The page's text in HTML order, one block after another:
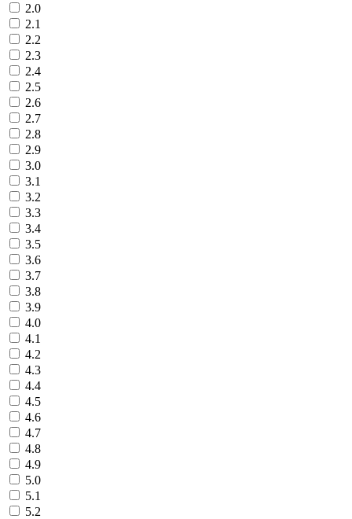
2.0
2.1
2.2
2.3
2.4
2.5
2.6
2.7
2.8
2.9
3.0
3.1
3.2
3.3
3.4
3.5
3.6
3.7
3.8
3.9
4.0
4.1
4.2
4.3
4.4
4.5
4.6
4.7
4.8
4.9
5.0
5.1
5.2